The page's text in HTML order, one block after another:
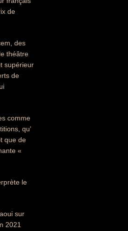
de
des
théâtre
supérieur
de
comme
qu'
que de
«
le
sur
2021